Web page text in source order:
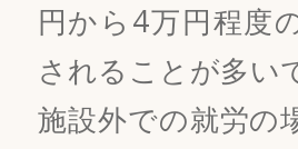
円から4万円程度
されることが多い
施設外での就労の